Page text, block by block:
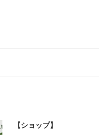
【ショップ】